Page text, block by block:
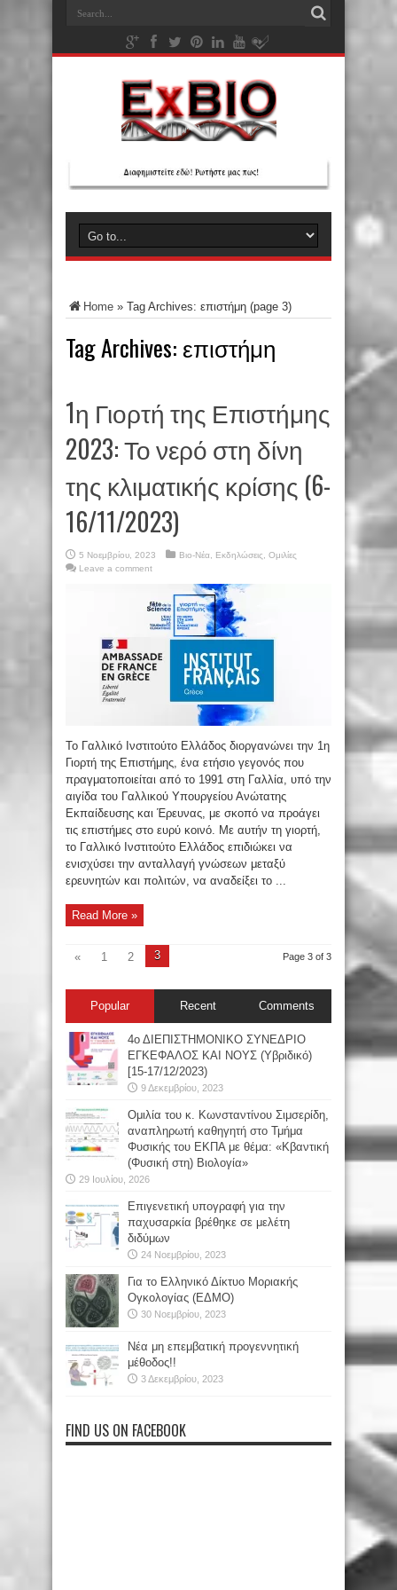
Home » Tag Archives: επιστήμη (page 3)
Tag Archives: επιστήμη
1η Γιορτή της Επιστήμης
2023: Το νερό στη δίνη
της κλιματικής κρίσης (6-
16/11/2023)
5 Νοεμβρίου, 2023 Βιο-Νέα Εκδηλώσεις
Ομιλίες
Leave a comment
Το Γαλλικό Ινστιτούτο Ελλάδος διοργανώνει την 1η
Γιορτή της Επιστήμης, ένα ετήσιο γεγονός που
πραγματοποιείται από το 1991 στη Γαλλία, υπό την
αιγίδα του Γαλλικού Υπουργείου Ανώτατης
Εκπαίδευσης και Έρευνας, με σκοπό να προάγει
τις επιστήμες στο ευρύ κοινό. Με αυτήν τη γιορτή,
το Γαλλικό Ινστιτούτο Ελλάδος επιδιώκει να
ενισχύσει την ανταλλαγή γνώσεων μεταξύ
ερευνητών και πολιτών, να αναδείξει το ...
Read More »
Page 3 of 3
« 1 2 3
Popular Recent Comments
4ο ΔΙΕΠΙΣΤΗΜΟΝΙΚΟ ΣΥΝΕΔΡΙΟ
ΕΓΚΕΦΑΛΟΣ ΚΑΙ ΝΟΥΣ (Υβριδικό)
[15-17/12/2023)
9 Δεκεμβρίου, 2023
Oμιλία του κ. Κωνσταντίνου Σιμσερίδη,
αναπληρωτή καθηγητή στο Τμήμα
Φυσικής του ΕΚΠΑ με θέμα: «Κβαντική
(Φυσική στη) Βιολογία»
29 Ιουλίου, 2026
Επιγενετική υπογραφή για την
παχυσαρκία βρέθηκε σε μελέτη
διδύμων
24 Νοεμβρίου, 2023
Για το Ελληνικό Δίκτυο Μοριακής
Ογκολογίας (ΕΔΜΟ)
30 Νοεμβρίου, 2023
Νέα μη επεμβατική προγεννητική
μέθοδος!!
3 Δεκεμβρίου, 2023
FIND US ON FACEBOOK